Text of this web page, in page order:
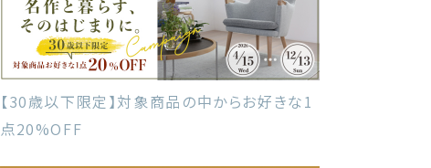
【30歳以下限定】対象商品の中からお好きな1
点20%OFF